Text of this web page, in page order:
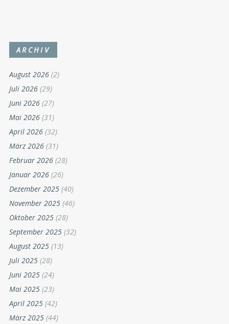
ARCHIV
August 2026 (2)
Juli 2026 (29)
Juni 2026 (27)
Mai 2026 (31)
April 2026 (32)
März 2026 (31)
Februar 2026 (28)
Januar 2026 (26)
Dezember 2025 (40)
November 2025 (46)
Oktober 2025 (28)
September 2025 (32)
August 2025 (13)
Juli 2025 (28)
Juni 2025 (24)
Mai 2025 (23)
April 2025 (42)
März 2025 (44)